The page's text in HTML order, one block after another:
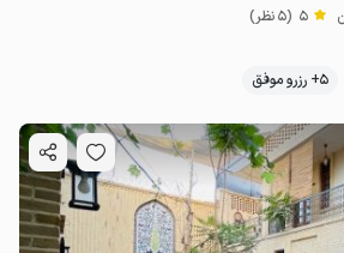
5 (5 نظر)
5+ رزرو موفق